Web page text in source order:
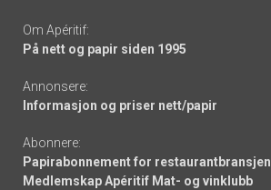
Om Apéritif:
På nett og papir siden 1995
Annonsere:
Informasjon og priser nett/papir
Abonnere:
Papirabonnement for restaurantbransjen
Medlemskap Apéritif Mat- og vinklubb